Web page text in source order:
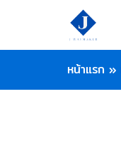
หน้าแรก »